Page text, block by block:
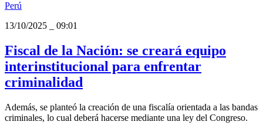
Perú
13/10/2025
09:01
Fiscal de la Nación: se creará equipo
interinstitucional para enfrentar
criminalidad
Además, se planteó la creación de una fiscalía orientada a las bandas
criminales, lo cual deberá hacerse mediante una ley del Congreso.